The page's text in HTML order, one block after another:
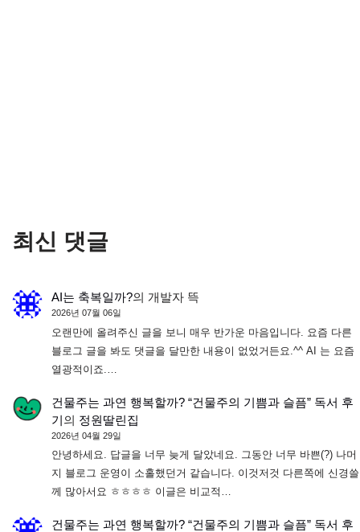
최신 댓글
AI는 축복일까?의 개발자 뜩
2026년 07월 06일
오랜만에 올려주신 글을 보니 매우 반가운 마음입니다. 요즘 다른
블로그 글을 봐도 댓글을 달만한 내용이 없었거든요.^^ AI 는 요즘
열광적이죠.…
건물주는 과연 행복할까? “건물주의 기쁨과 슬픔” 독서 후
기의 정원딸린집
2026년 04월 29일
안녕하세요. 답글을 너무 늦게 달았네요. 그동안 너무 바쁜(?) 나머
지 블로그 운영이 소홀했던거 같습니다. 이것저것 다른쪽에 신경쓸
께 많아서요 ㅎㅎㅎㅎ 이글은 비교적…
건물주는 과연 행복할까? “건물주의 기쁨과 슬픔” 독서 후